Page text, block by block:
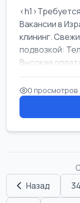
Вакансии в
клининг.
подвозкой:
Высокая
...
0 просмотров
Назад